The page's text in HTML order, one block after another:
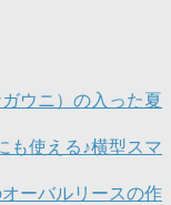
ウニ）の入った夏
も使える♪横型スマ
ーバルリースの作